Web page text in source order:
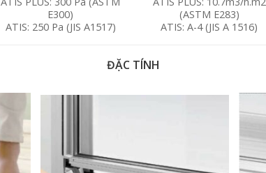
E300)
ATIS: 250 Pa (JIS A1517)
(ASTM E283)
ATIS: A-4 (JIS A 1516)
ĐẶC TÍNH